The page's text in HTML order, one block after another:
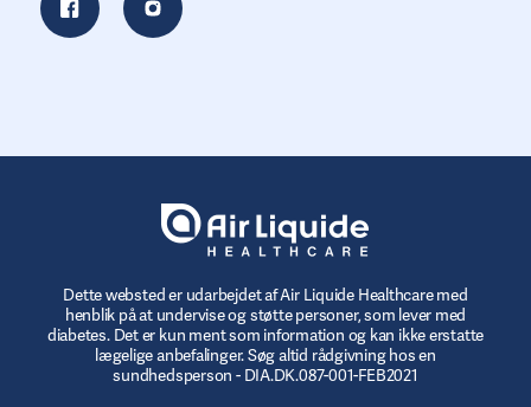
Dette websted er udarbejdet af Air Liquide Healthcare med
henblik på at undervise og støtte personer, som lever med
diabetes. Det er kun ment som information og kan ikke erstatte
lægelige anbefalinger. Søg altid rådgivning hos en
sundhedsperson - DIA.DK.087-001-FEB2021